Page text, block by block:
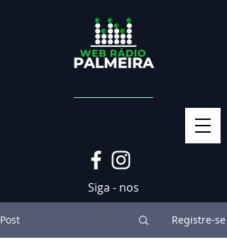
Siga - nos
Post Registre-se